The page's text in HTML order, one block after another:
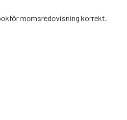
momsredovisning korrekt.